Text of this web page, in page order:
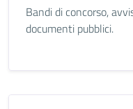
Bandi di concorso,
documenti pubblici.